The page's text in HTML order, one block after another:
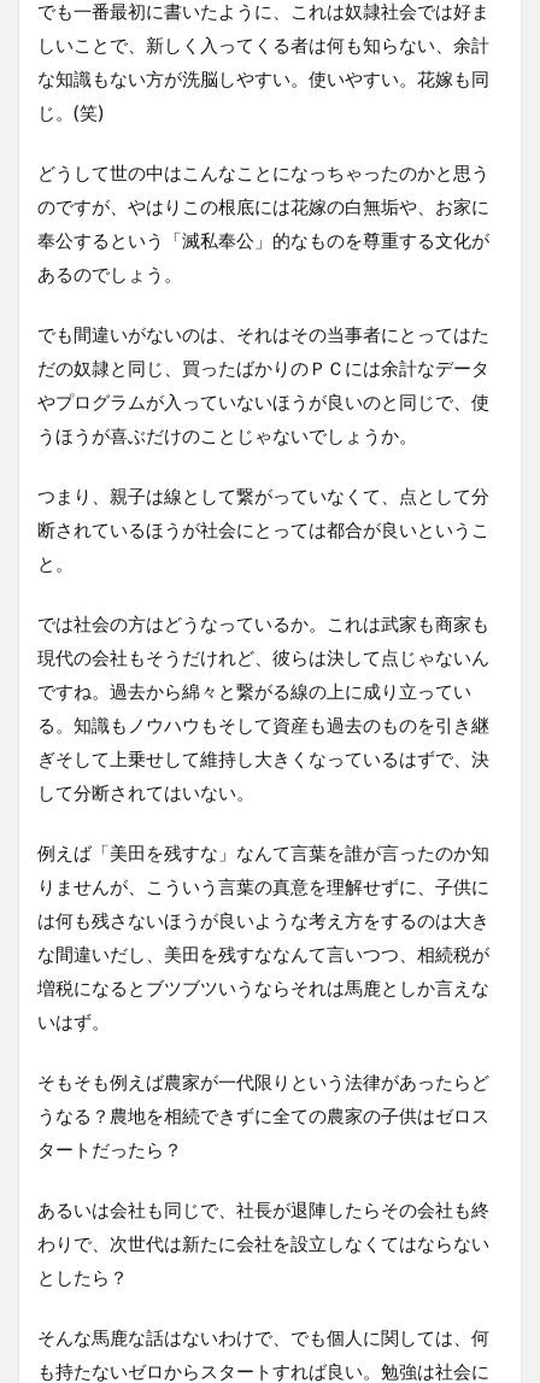
でも一番最初に書いたように、これは奴隷社会では好ま
しいことで、新しく入ってくる者は何も知らない、余計
な知識もない方が洗脳しやすい。使いやすい。花嫁も同
じ。(笑)
どうして世の中はこんなことになっちゃったのかと思う
のですが、やはりこの根底には花嫁の白無垢や、お家に
奉公するという「滅私奉公」的なものを尊重する文化が
あるのでしょう。
でも間違いがないのは、それはその当事者にとってはた
だの奴隷と同じ、買ったばかりのＰＣには余計なデータ
やプログラムが入っていないほうが良いのと同じで、使
うほうが喜ぶだけのことじゃないでしょうか。
つまり、親子は線として繋がっていなくて、点として分
断されているほうが社会にとっては都合が良いというこ
と。
では社会の方はどうなっているか。これは武家も商家も
現代の会社もそうだけれど、彼らは決して点じゃないん
ですね。過去から綿々と繋がる線の上に成り立ってい
る。知識もノウハウもそして資産も過去のものを引き継
ぎそして上乗せして維持し大きくなっているはずで、決
して分断されてはいない。
例えば「美田を残すな」なんて言葉を誰が言ったのか知
りませんが、こういう言葉の真意を理解せずに、子供に
は何も残さないほうが良いような考え方をするのは大き
な間違いだし、美田を残すななんて言いつつ、相続税が
増税になるとブツブツいうならそれは馬鹿としか言えな
いはず。
そもそも例えば農家が一代限りという法律があったらど
うなる？農地を相続できずに全ての農家の子供はゼロス
タートだったら？
あるいは会社も同じで、社長が退陣したらその会社も終
わりで、次世代は新たに会社を設立しなくてはならない
としたら？
そんな馬鹿な話はないわけで、でも個人に関しては、何
も持たないゼロからスタートすれば良い。勉強は社会に